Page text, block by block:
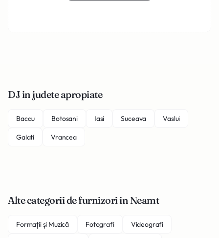
DJ in judete apropiate
Bacau Botosani Iasi Suceava Vaslui
Galati Vrancea
Alte categorii de furnizori in Neamt
Formații și Muzică Fotografi Videografi